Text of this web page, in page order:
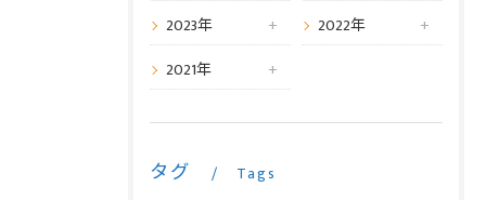
2023年
2022年
2021年
タグ Tags